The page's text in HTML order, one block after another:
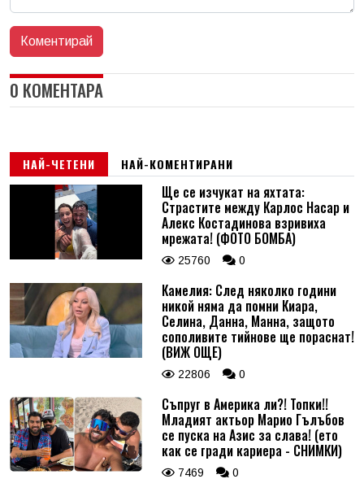
0 КОМЕНТАРА
НАЙ-ЧЕТЕНИ НАЙ-КОМЕНТИРАНИ
Ще се изчукат на яхтата:
Страстите между Карлос Насар и
Алекс Костадинова взривиха
мрежата! (ФОТО БОМБА)
25760 0
Камелия: След няколко години
никой няма да помни Киара,
Селина, Данна, Манна, защото
сополивите тийнове ще пораснат!
(ВИЖ ОЩЕ)
22806 0
Съпруг в Америка ли?! Топки!!
Младият актьор Марио Гълъбов
се пуска на Азис за слава! (ето
как се гради кариера - СНИМКИ)
7469 0